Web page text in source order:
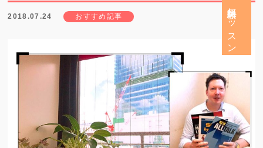
無料体験レッスン
2018.07.24 おすすめ記事